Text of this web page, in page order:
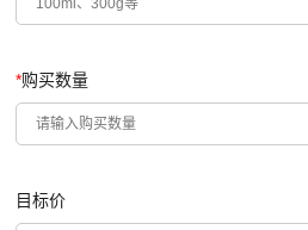
*购买数量
目标价